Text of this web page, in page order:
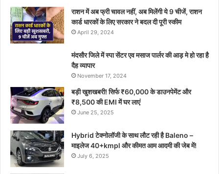
राशन में अब फ्री चावल नहीं, अब मिलेंगी ये 9 चीजें, राशन
कार्ड धारकों के लिए सरकार ने बदल दी पूरी स्कीम
April 29, 2024
मंदसौर जिले में स्पा सेंटर एव मसाज पार्लर की आड़ मे हो रहा है
दैह व्यापार
November 17, 2024
बड़ी खुशखबरी! सिर्फ ₹60,000 के डाउनपेमेंट और
₹8,500 की EMI में घर लाएं
June 25, 2025
Hybrid टेक्नोलॉजी के साथ लौट रही है Baleno –
माइलेज 40+kmpl और कीमत आम आदमी की जेब में!
July 6, 2025